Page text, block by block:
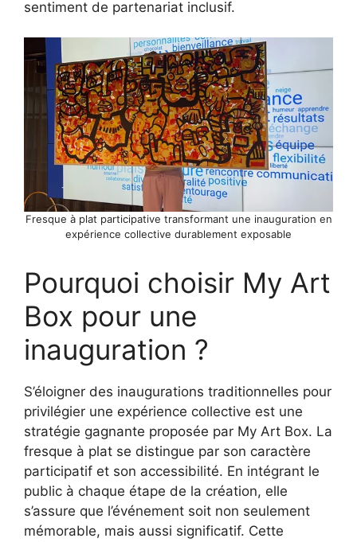
sentiment de partenariat inclusif.
Fresque à plat participative transformant une inauguration en
expérience collective durablement exposable
Pourquoi choisir My Art
Box pour une
inauguration ?
S’éloigner des inaugurations traditionnelles pour
privilégier une expérience collective est une
stratégie gagnante proposée par My Art Box. La
fresque à plat se distingue par son caractère
participatif et son accessibilité. En intégrant le
public à chaque étape de la création, elle
s’assure que l’événement soit non seulement
mémorable, mais aussi significatif. Cette